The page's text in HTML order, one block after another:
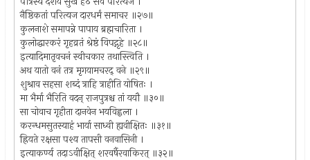
नैष्ठिकतां परित्यज दारधर्मं समाचर ॥२७॥
कुलनाशे समापन्ने पापाय ब्रह्मचारिता ।
कुलोद्धारकरं गृहव्रतं श्रेष्ठं विपद्गृहे ॥२८॥
इत्यादिमातृवचनं स्वीचकार तथास्त्विति ।
अथ यातो वनं तत्र मृगयामचरद् वने ॥२९॥
शुश्राव सहसा शब्दं त्राहि त्राहीति योषितः ।
मा भैर्मा भैरिति वदन् राजपुत्रश्च तां ययौ ॥३०॥
सा चोवाच गृहीता दानवेन भयविह्वला ।
करन्धमसुतस्याहं भार्या साध्वी ह्यवीक्षितः ॥३१॥
ह्रियते रक्षसा पश्य तापसी वनवासिनी ।
इत्याकर्ण्य तदाऽवीक्षित् शरवर्षैरवाकिरत् ॥३२॥